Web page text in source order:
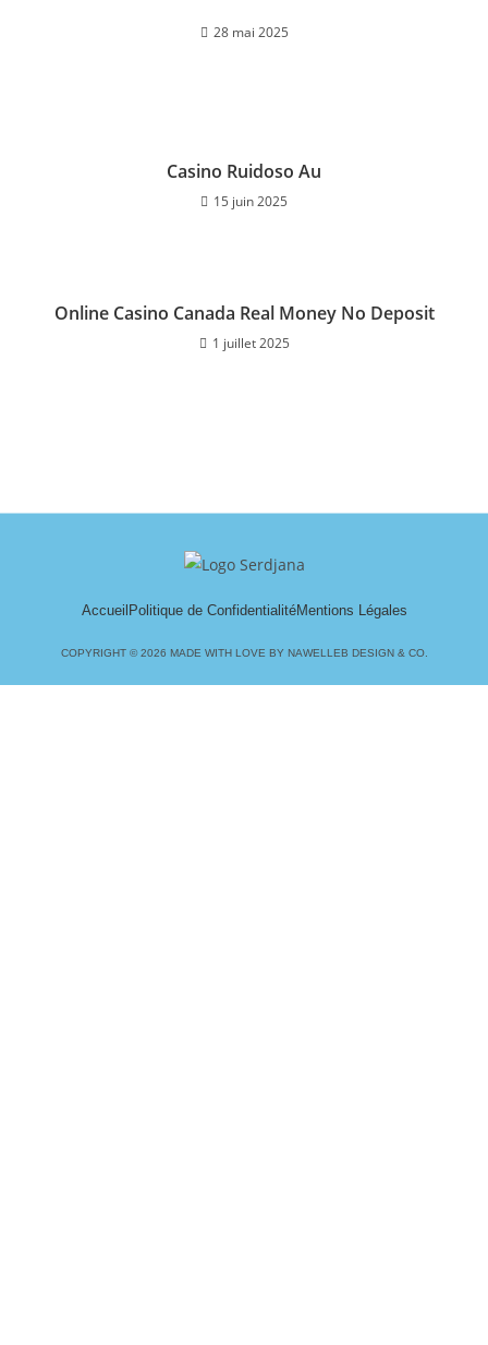
28 mai 2025
Casino Ruidoso Au
15 juin 2025
Online Casino Canada Real Money No Deposit
1 juillet 2025
Accueil Politique de ConfidentialitéMentions Légales
COPYRIGHT © 2026 MADE WITH LOVE BY NAWELLEB DESIGN & CO.